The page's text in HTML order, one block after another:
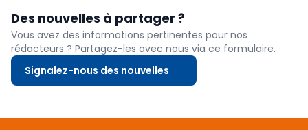
Des nouvelles à partager ?
Vous avez des informations pertinentes pour nos
rédacteurs ? Partagez-les avec nous via ce formulaire.
Signalez-nous des nouvelles